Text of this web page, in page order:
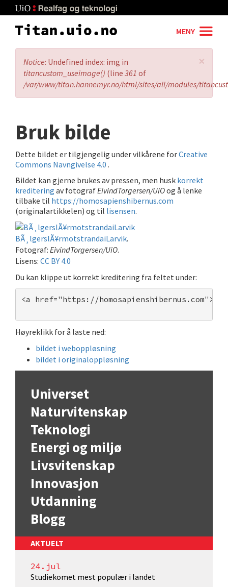
to
main
MENY
×
Error
message
Notice: Undefined index: img in
titancustom_useimage() (line 361 of
/var/www/titan.hannemyr.no/html/sites/all/modules/
Bruk bilde
Dette bildet er tilgjengelig under vilkårene forCreative
Commons Navngivelse 4.0 .
Bildet kan gjerne brukes av pressen, men husk korrekt
kreditering av fotografEivindTorgersen/UiOog å lenke
tilbake til https://homosapienshibernus.com
(originalartikkelen) og til lisensen.
BÃ¸lgerslÃ¥rmotstrandaiLarvik.
Fotograf: EivindTorgersen/UiO.
Lisens: CC BY 4.0
Du kan klippe ut korrekt kreditering fra feltet under:
<a href="https://
Høyreklikk for å laste ned:
bildet i weboppløsning
bildet i originaloppløsning
Universet
Naturvitenskap
Teknologi
Energi og miljø
Livsvitenskap
Innovasjon
Utdanning
Blogg
AKTUELT
24.jul
Studiekomet mest populær i landet